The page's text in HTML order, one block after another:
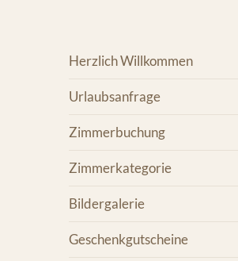
Herzlich Willkommen
Urlaubsanfrage
Zimmerbuchung
Zimmerkategorie
Bildergalerie
Geschenkgutscheine